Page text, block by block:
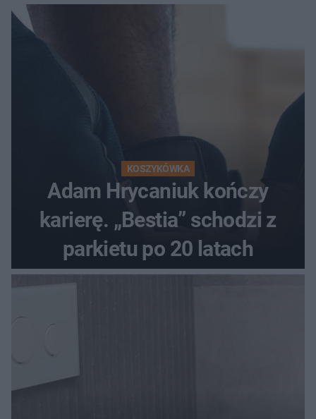
KOSZYKÓWKA
Adam Hrycaniuk kończy
karierę. „Bestia” schodzi z
parkietu po 20 latach